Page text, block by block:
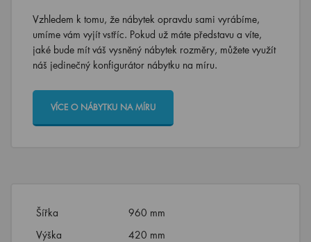
Vzhledem k tomu, že nábytek opravdu sami vyrábíme,
umíme vám vyjít vstříc. Pokud už máte představu a víte,
jaké bude mít váš vysněný nábytek rozměry, můžete využít
náš jedinečný konfigurátor nábytku na míru.
VÍCE O NÁBYTKU NA MÍRU
Šířka
960 mm
Výška
420 mm